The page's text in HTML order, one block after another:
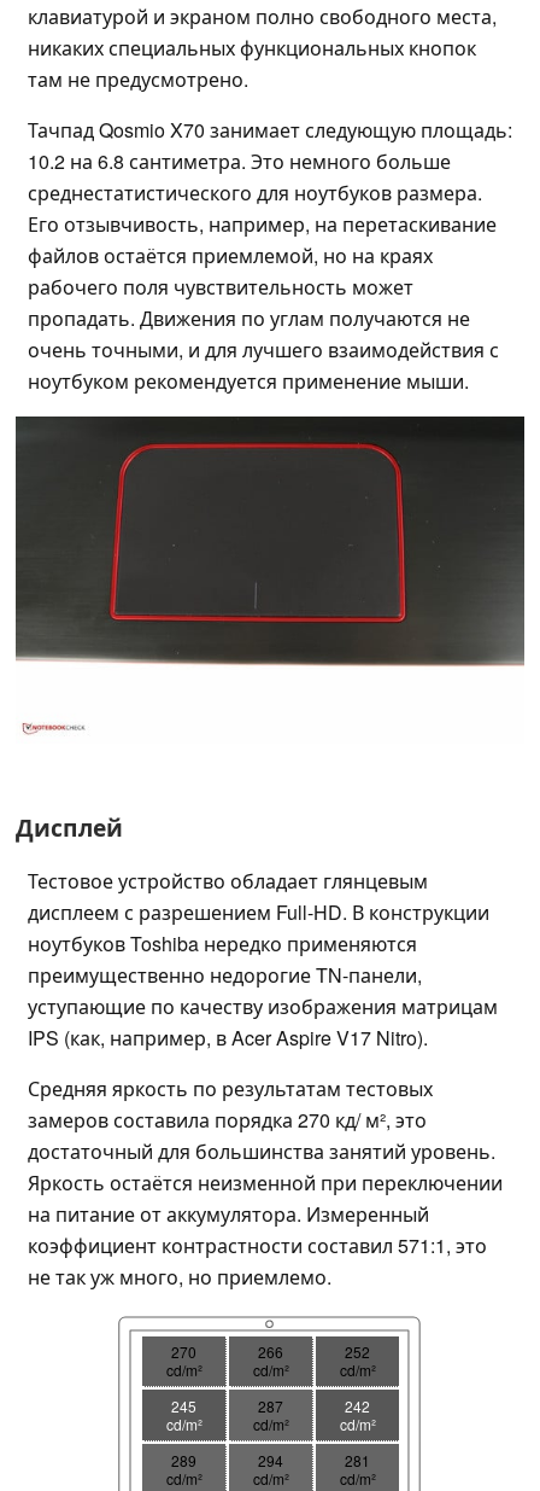
клавиатурой и экраном полно свободного места,
никаких специальных функциональных кнопок
там не предусмотрено.
Тачпад Qosmio X70 занимает следующую площадь:
10.2 на 6.8 сантиметра. Это немного больше
среднестатистического для ноутбуков размера.
Его отзывчивость, например, на перетаскивание
файлов остаётся приемлемой, но на краях
рабочего поля чувствительность может
пропадать. Движения по углам получаются не
очень точными, и для лучшего взаимодействия с
ноутбуком рекомендуется применение мыши.
Дисплей
Тестовое устройство обладает глянцевым
дисплеем с разрешением Full-HD. В конструкции
ноутбуков Toshiba нередко применяются
преимущественно недорогие TN-панели,
уступающие по качеству изображения матрицам
IPS (как, например, в Acer Aspire V17 Nitro).
Средняя яркость по результатам тестовых
замеров составила порядка 270 кд/ м², это
достаточный для большинства занятий уровень.
Яркость остаётся неизменной при переключении
на питание от аккумулятора. Измеренный
коэффициент контрастности составил 571:1, это
не так уж много, но приемлемо.
270
cd/m²
266
cd/m²
252
cd/m²
245
cd/m²
287
cd/m²
242
cd/m²
289
cd/m²
294
cd/m²
281
cd/m²